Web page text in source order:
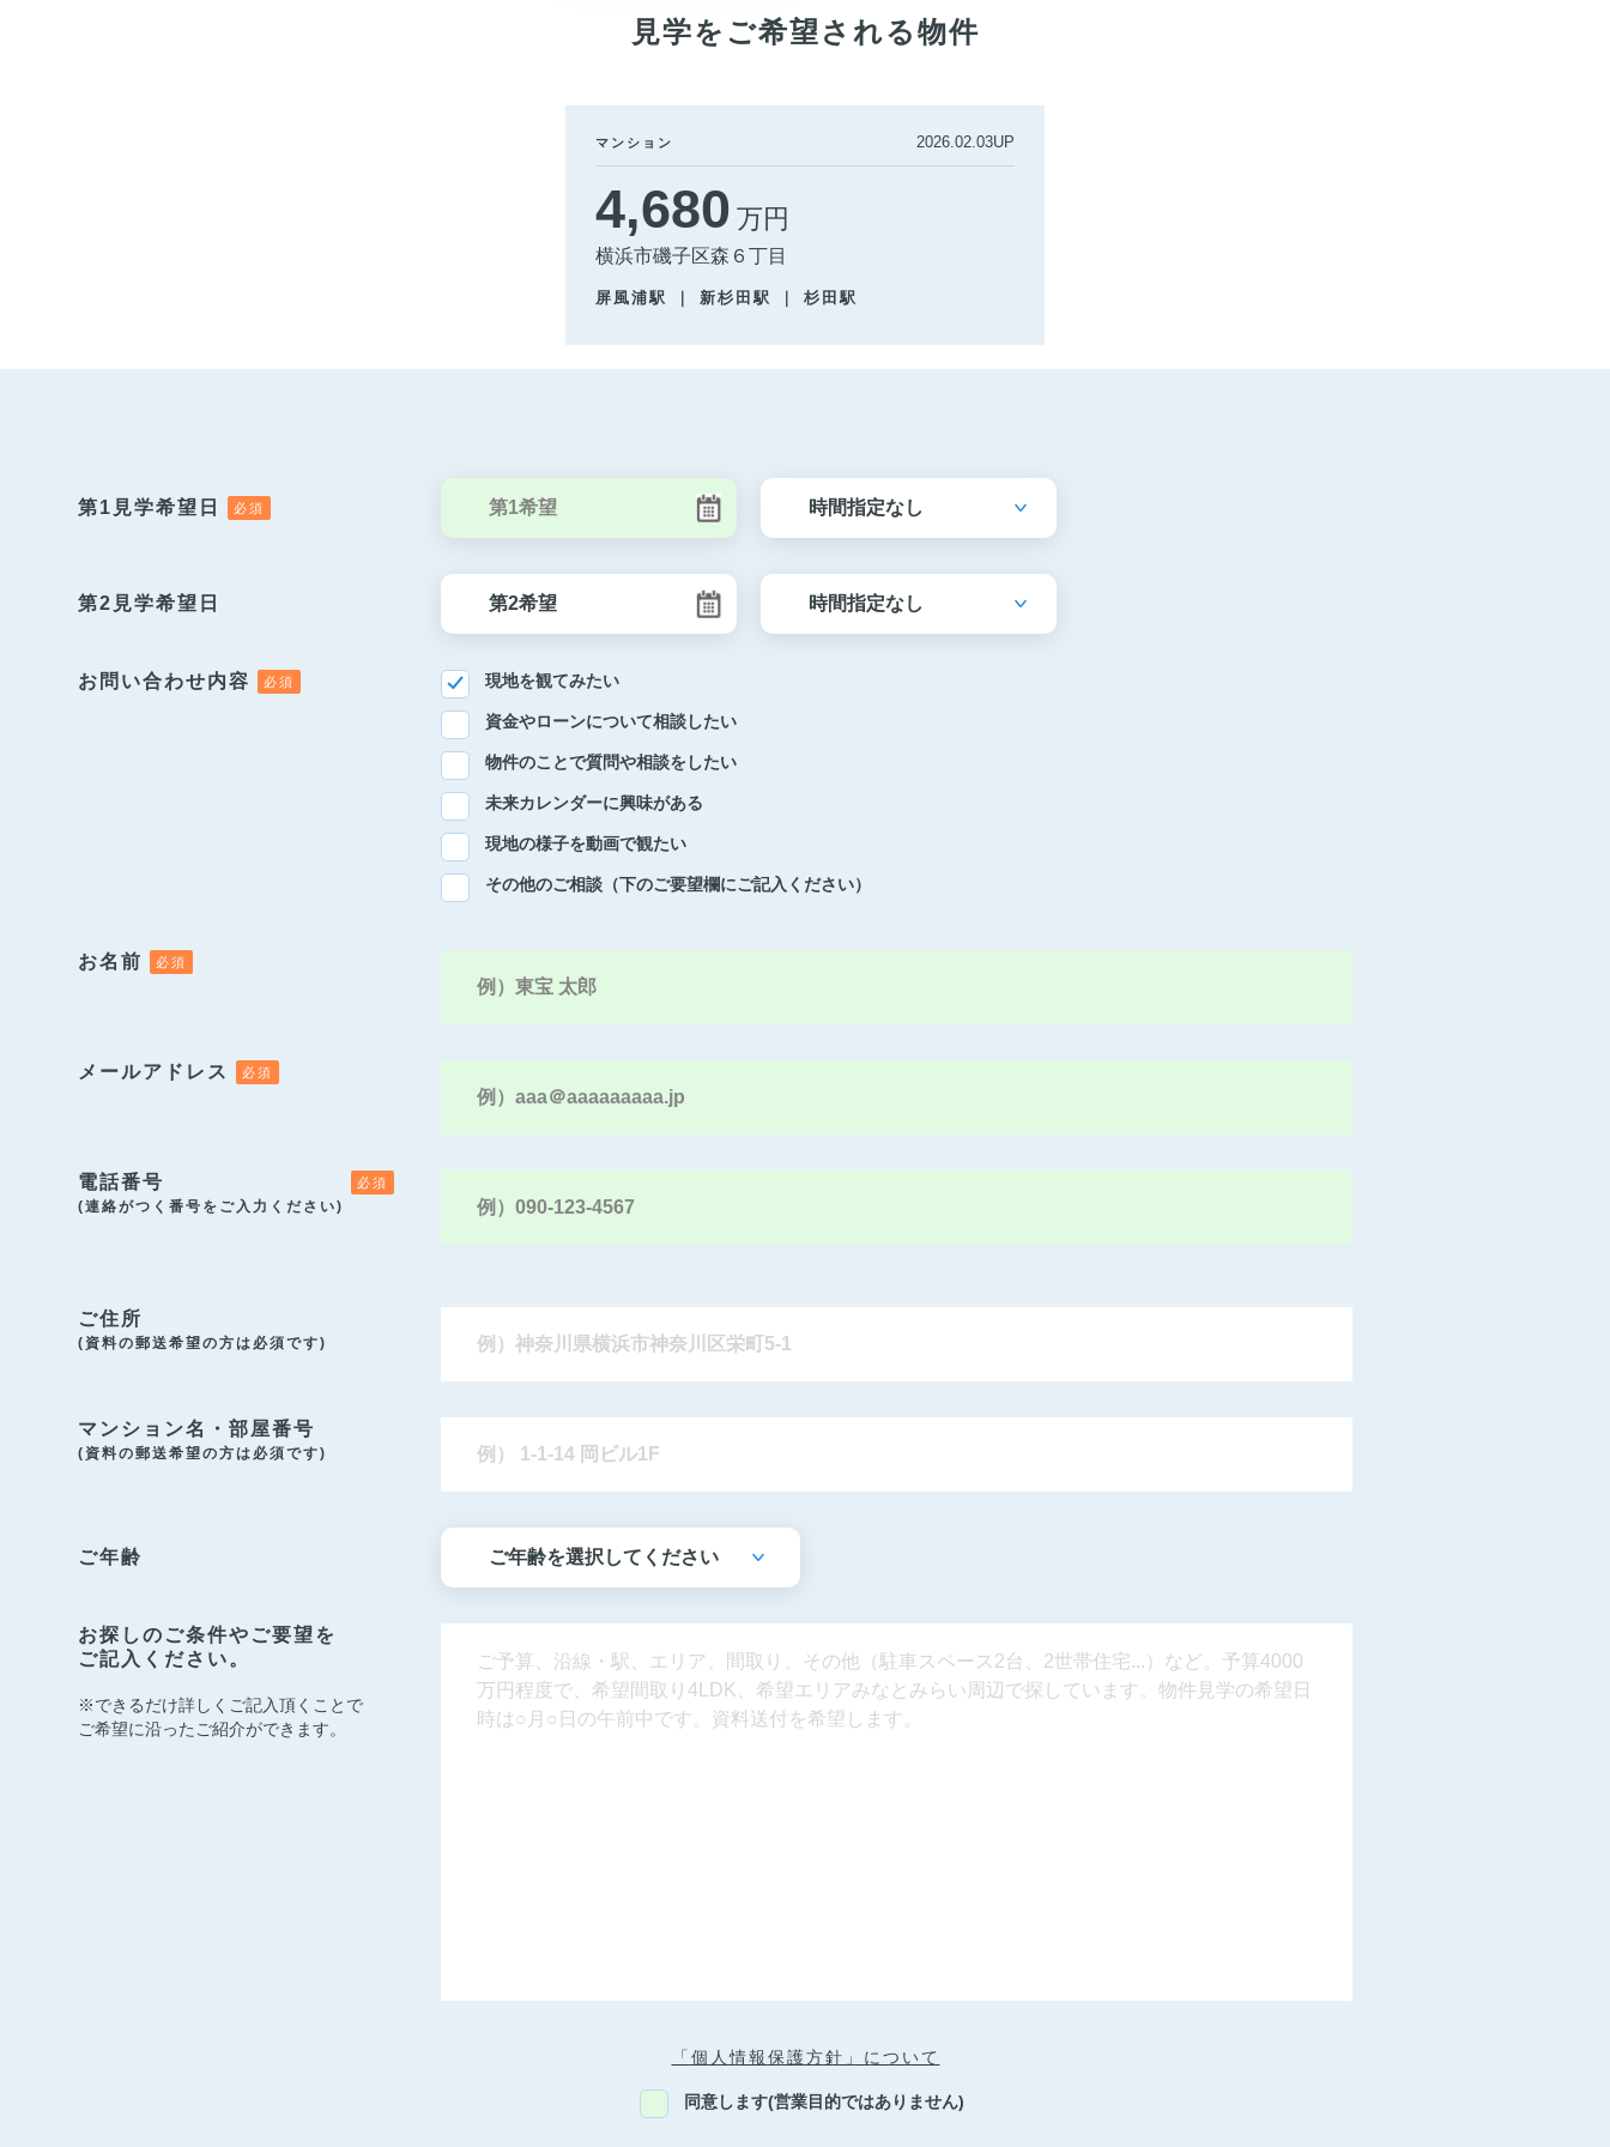
見学をご希望される物件
マンション 2026.02.03UP
4,680 万円
横浜市磯子区森６丁目
屏風浦駅 ｜ 新杉田駅 ｜ 杉田駅
第1見学希望日
第2見学希望日
お問い合わせ内容 現地を観てみたい
資金やローンについて相談したい
物件のことで質問や相談をしたい
未来カレンダーに興味がある
現地の様子を動画で観たい
その他のご相談（下のご要望欄にご記入ください）
お名前
メールアドレス
電話番号
(連絡がつく番号をご入力ください)
ご住所
(資料の郵送希望の方は必須です)
マンション名・部屋番号
(資料の郵送希望の方は必須です)
ご年齢
お探しのご条件やご要望を
ご記入ください。
※できるだけ詳しくご記入頂くことで
ご希望に沿ったご紹介ができます。
「個人情報保護方針」について
同意します(営業目的ではありません)